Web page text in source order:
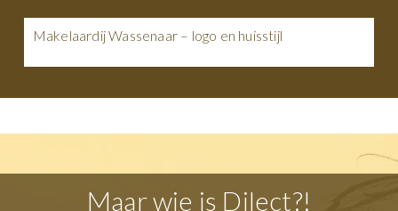
Penthecilia – logo en huisstijl
Maar wie is Dilect?!